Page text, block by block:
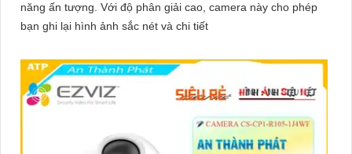
năng ấn tượng. Với độ phân giải cao, camera này cho phép
bạn ghi lại hình ảnh sắc nét và chi tiết